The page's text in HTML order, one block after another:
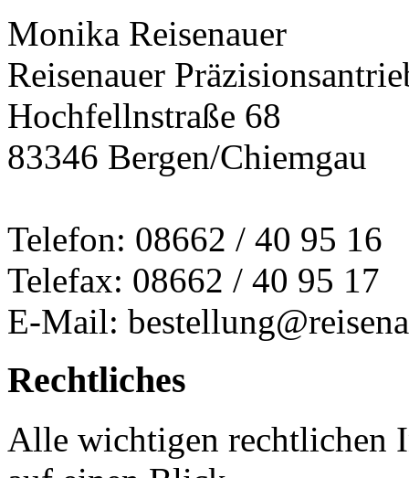
Monika Reisenauer
Reisenauer
Hochfellnstraße 68
83346 Bergen/Chiemgau
Telefon: 08662 / 40 95 16
Telefax: 08662 / 40 95 17
E-Mail:
Rechtliches
Alle wichtigen rechtlichen